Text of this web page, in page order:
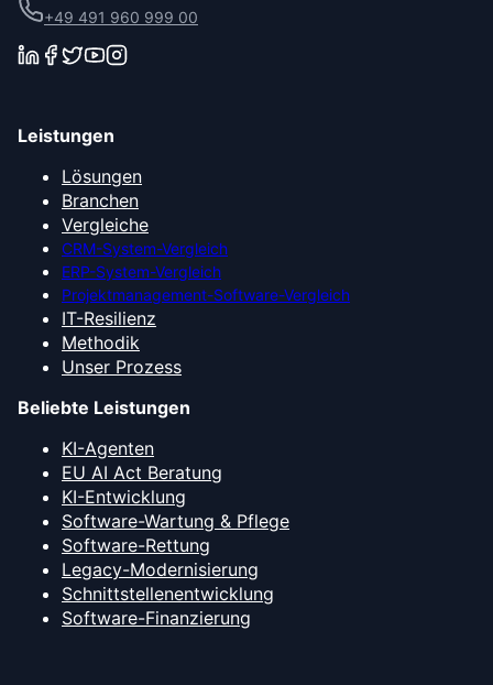
+49 491 960 999 00
Leistungen
Lösungen
Branchen
Vergleiche
CRM-System-Vergleich
ERP-System-Vergleich
Projektmanagement-Software-Vergleich
IT-Resilienz
Methodik
Unser Prozess
Beliebte Leistungen
KI-Agenten
EU AI Act Beratung
KI-Entwicklung
Software-Wartung & Pflege
Software-Rettung
Legacy-Modernisierung
Schnittstellenentwicklung
Software-Finanzierung